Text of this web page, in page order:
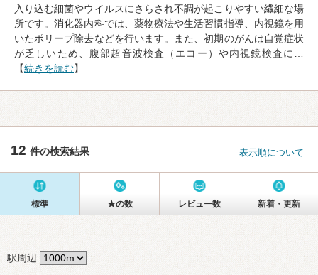
入り込む細菌やウイルスにさらされ不調が起こりやすい繊細な場
所です。消化器内科では、薬物療法や生活習慣指導、内視鏡を用
いたポリープ除去などを行います。また、初期のがんは自覚症状
が乏しいため、腹部超音波検査（エコー）や内視鏡検査に…
【続きを読む】
12 件の検索結果 表示順について
標準 ★の数 レビュー数 新着・更新
駅周辺